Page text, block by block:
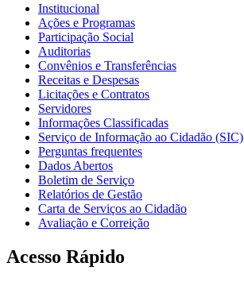
Institucional
Ações e Programas
Participação Social
Auditorias
Convênios e Transferências
Receitas e Despesas
Licitações e Contratos
Servidores
Informações Classificadas
Serviço de Informação ao Cidadão (SIC)
Perguntas frequentes
Dados Abertos
Boletim de Serviço
Relatórios de Gestão
Carta de Serviços ao Cidadão
Avaliação e Correição
Acesso Rápido